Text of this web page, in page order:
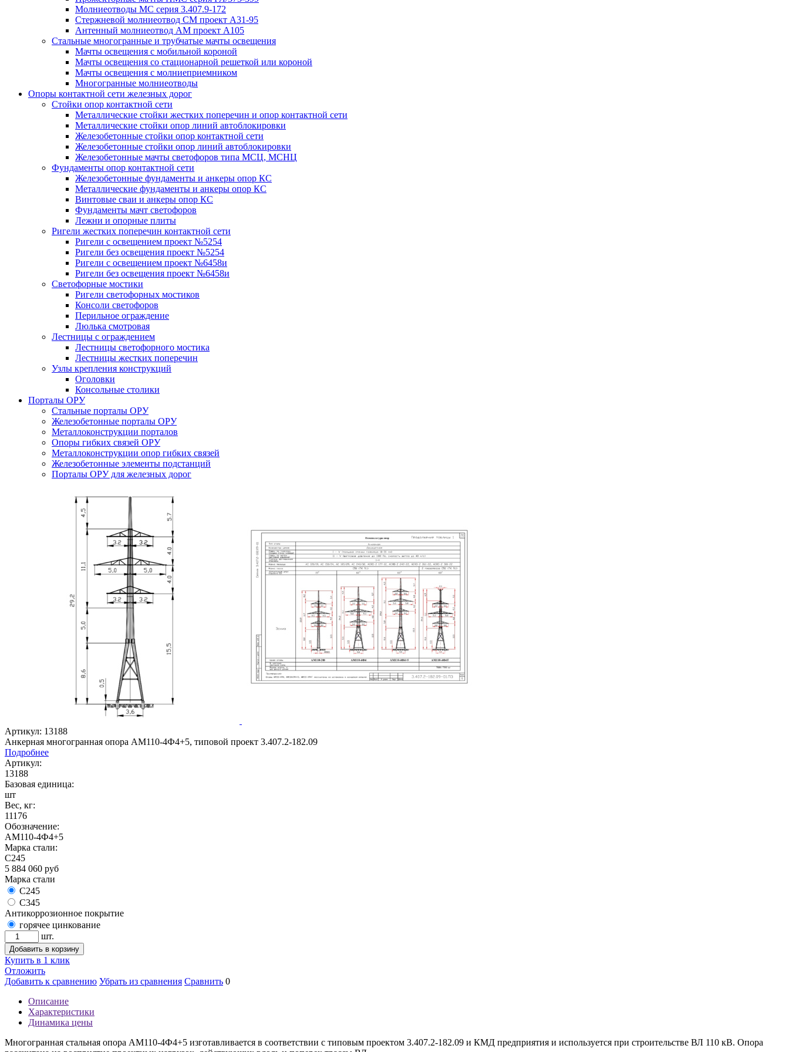
Молниеотводы МС серия 3.407.9-172
Стержневой молниеотвод СМ проект А31-95
Антенный молниеотвод АМ проект А105
Стальные многогранные и трубчатые мачты освещения
Мачты освещения с мобильной короной
Мачты освещения со стационарной решеткой или короной
Мачты освещения с молниеприемником
Многогранные молниеотводы
Опоры контактной сети железных дорог
Стойки опор контактной сети
Металлические стойки жестких поперечин и опор контактной сети
Металлические стойки опор линий автоблокировки
Железобетонные стойки опор контактной сети
Железобетонные стойки опор линий автоблокировки
Железобетонные мачты светофоров типа МСЦ, МСНЦ
Фундаменты опор контактной сети
Железобетонные фундаменты и анкеры опор КС
Металлические фундаменты и анкеры опор КС
Винтовые сваи и анкеры опор КС
Фундаменты мачт светофоров
Лежни и опорные плиты
Ригели жестких поперечин контактной сети
Ригели с освещением проект №5254
Ригели без освещения проект №5254
Ригели с освещением проект №6458и
Ригели без освещения проект №6458и
Светофорные мостики
Ригели светофорных мостиков
Консоли светофоров
Перильное ограждение
Люлька смотровая
Лестницы с ограждением
Лестницы светофорного мостика
Лестницы жестких поперечин
Узлы крепления конструкций
Оголовки
Консольные столики
Порталы ОРУ
Стальные порталы ОРУ
Железобетонные порталы ОРУ
Металлоконструкции порталов
Опоры гибких связей ОРУ
Металлоконструкции опор гибких связей
Железобетонные элементы подстанций
Порталы ОРУ для железных дорог
Артикул: 13188
Анкерная многогранная опора АМ110-4Ф4+5, типовой проект 3.407.2-182.09
Подробнее
Артикул:
13188
Базовая единица:
шт
Вес, кг:
11176
Обозначение:
АМ110-4Ф4+5
Марка стали:
С245
5 884 060 руб
Марка стали
С245
С345
Антикоррозионное покрытие
горячее цинкование
шт.
Добавить в корзину
Купить в 1 клик
Отложить
Добавить к сравнению Убрать из сравнения Сравнить 0
Описание
Характеристики
Динамика цены
Многогранная стальная опора АМ110-4Ф4+5 изготавливается в соответствии с типовым проектом 3.407.2-182.09 и КМД предприятия и используется при строительстве ВЛ 110 кВ. Опора